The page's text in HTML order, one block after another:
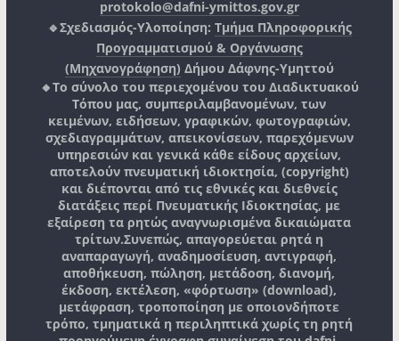
protokolo@dafni-ymittos.gov.gr
🔹Σχεδιασμός-Υλοποίηση: Τμήμα Πληροφορικής
Προγραμματισμού & Οργάνωσης
(Μηχανογράφηση) Δήμου Δάφνης-Υμηττού
🔸Το σύνολο του περιεχομένου του Διαδικτυακού
Τόπου μας, συμπεριλαμβανομένων, των
κειμένων, ειδήσεων, γραφικών, φωτογραφιών,
σχεδιαγραμμάτων, απεικονίσεων, παρεχόμενων
υπηρεσιών και γενικά κάθε είδους αρχείων,
αποτελούν πνευματική ιδιοκτησία, (copyright)
και διέπονται από τις εθνικές και διεθνείς
διατάξεις περί Πνευματικής Ιδιοκτησίας, με
εξαίρεση τα ρητώς αναγνωρισμένα δικαιώματα
τρίτων.Συνεπώς, απαγορεύεται ρητά η
αναπαραγωγή, αναδημοσίευση, αντιγραφή,
αποθήκευση, πώληση, μετάδοση, διανομή,
έκδοση, εκτέλεση, «φόρτωση» (download),
μετάφραση, τροποποίηση με οποιονδήποτε
τρόπο, τμηματικά η περιληπτικά χωρίς τη ρητή